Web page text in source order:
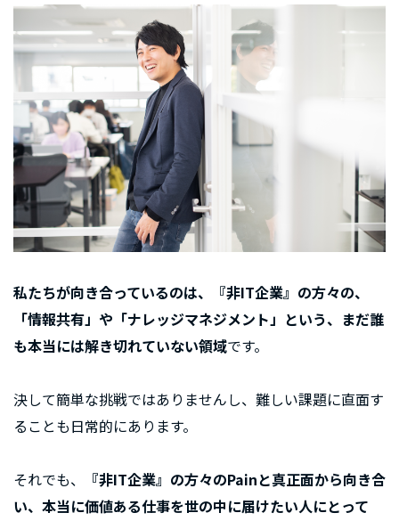
私たちが向き合っているのは、『非IT企業』の方々の、
「情報共有」や「ナレッジマネジメント」という、まだ誰
も本当には解き切れていない領域です。
決して簡単な挑戦ではありませんし、難しい課題に直面す
ることも日常的にあります。
それでも、
『非IT企業』の方々のPainと真正面から向き合
い、本当に価値ある仕事を世の中に届けたい人にとって